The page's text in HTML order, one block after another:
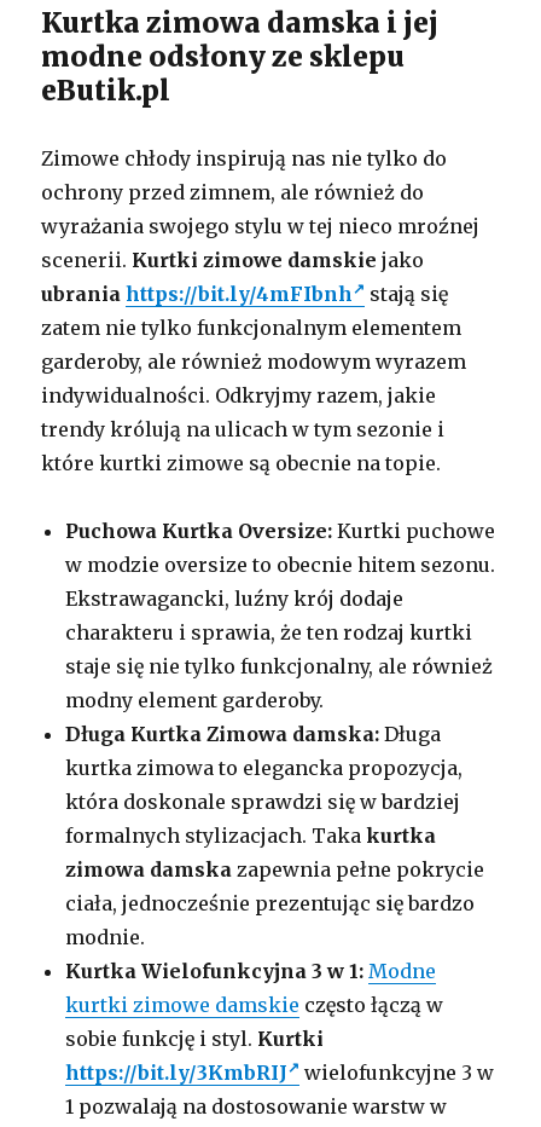
Kurtka zimowa damska i jej
modne odsłony ze sklepu
eButik.pl
Zimowe chłody inspirują nas nie tylko do
ochrony przed zimnem, ale również do
wyrażania swojego stylu w tej nieco mroźnej
scenerii. Kurtki zimowe damskie jako
ubraniahttps://bit.ly/4mFIbnh
stają się
zatem nie tylko funkcjonalnym elementem
garderoby, ale również modowym wyrazem
indywidualności. Odkryjmy razem, jakie
trendy królują na ulicach w tym sezonie i
które kurtki zimowe są obecnie na topie.
Puchowa Kurtka Oversize: Kurtki puchowe
w modzie oversize to obecnie hitem sezonu.
Ekstrawagancki, luźny krój dodaje
charakteru i sprawia, że ten rodzaj kurtki
staje się nie tylko funkcjonalny, ale również
modny element garderoby.
Długa Kurtka Zimowa damska: Długa
kurtka zimowa to elegancka propozycja,
która doskonale sprawdzi się w bardziej
formalnych stylizacjach. Takakurtka
zimowa damska zapewnia pełne pokrycie
ciała, jednocześnie prezentując się bardzo
modnie.
Kurtka Wielofunkcyjna 3 w 1: Modne
kurtki zimowe damskie często łączą w
sobie funkcję i styl. Kurtki
https://bit.ly/3KmbRIJ
wielofunkcyjne 3 w
1 pozwalają na dostosowanie warstw w